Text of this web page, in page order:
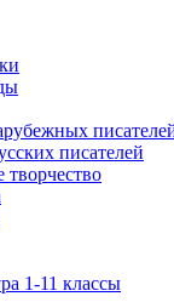
писателей
творчество
1-11 классы